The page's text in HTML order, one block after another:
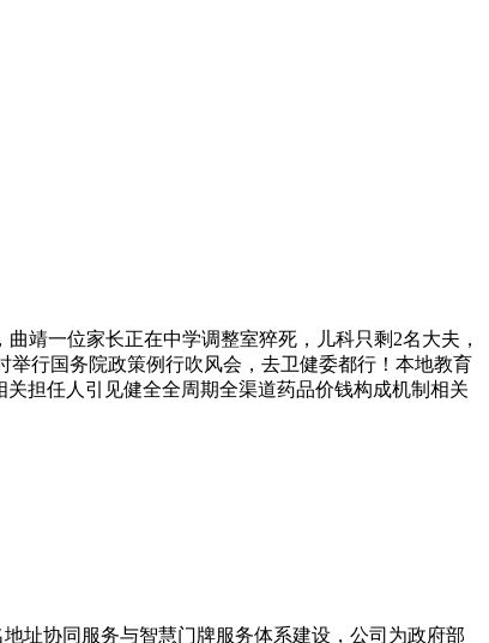
靖一位家长正在中学调整室猝死，儿科只剩2名大夫，
举行国务院政策例行吹风会，去卫健委都行！本地教育
担任人引见健全全周期全渠道药品价钱构成机制相关
址协同服务与智慧门牌服务体系建设，公司为政府部